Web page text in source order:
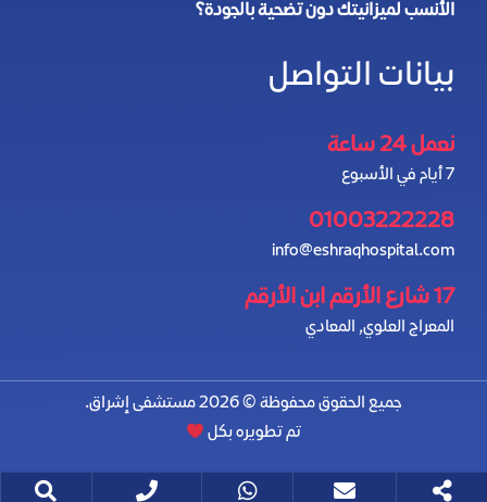
الأنسب لميزانيتك دون تضحية بالجودة؟
بيانات التواصل
نعمل 24 ساعة
7 أيام في الأسبوع
01003222228
info@eshraqhospital.com
17 شارع الأرقم ابن الأرقم
المعراج العلوي, المعادي
جميع الحقوق محفوظة © 2026 مستشفى إشراق.
تم تطويره بكل